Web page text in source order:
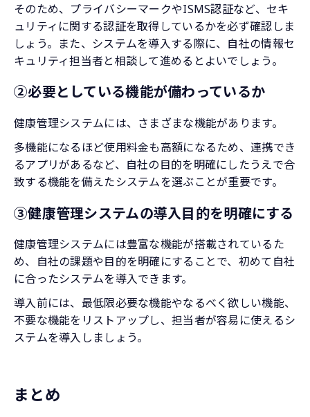
そのため、プライバシーマークやISMS認証など、セキ
ュリティに関する認証を取得しているかを必ず確認しま
しょう。また、システムを導入する際に、自社の情報セ
キュリティ担当者と相談して進めるとよいでしょう。
②必要としている機能が備わっているか
健康管理システムには、さまざまな機能があります。
多機能になるほど使用料金も高額になるため、連携でき
るアプリがあるなど、自社の目的を明確にしたうえで合
致する機能を備えたシステムを選ぶことが重要です。
③健康管理システムの導入目的を明確にする
健康管理システムには豊富な機能が搭載されているた
め、自社の課題や目的を明確にすることで、初めて自社
に合ったシステムを導入できます。
導入前には、最低限必要な機能やなるべく欲しい機能、
不要な機能をリストアップし、担当者が容易に使えるシ
ステムを導入しましょう。
まとめ